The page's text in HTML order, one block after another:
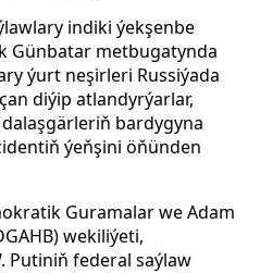
indiki ýekşenbe
Günbatar metbugatynda
ýurt neşirleri Russiýada
diýip atlandyrýarlar,
bardygyna
ýeňşini öňünden
Guramalar we Adam
wekiliýeti,
Putiniň federal saýlaw